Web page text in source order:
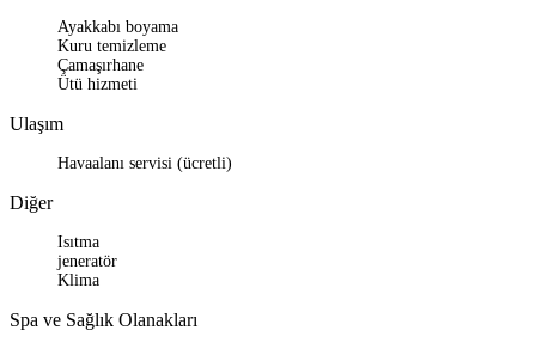
Ayakkabı boyama
Kuru temizleme
Çamaşırhane
Ütü hizmeti
Ulaşım
Havaalanı servisi (ücretli)
Diğer
Isıtma
jeneratör
Klima
Spa ve Sağlık Olanakları